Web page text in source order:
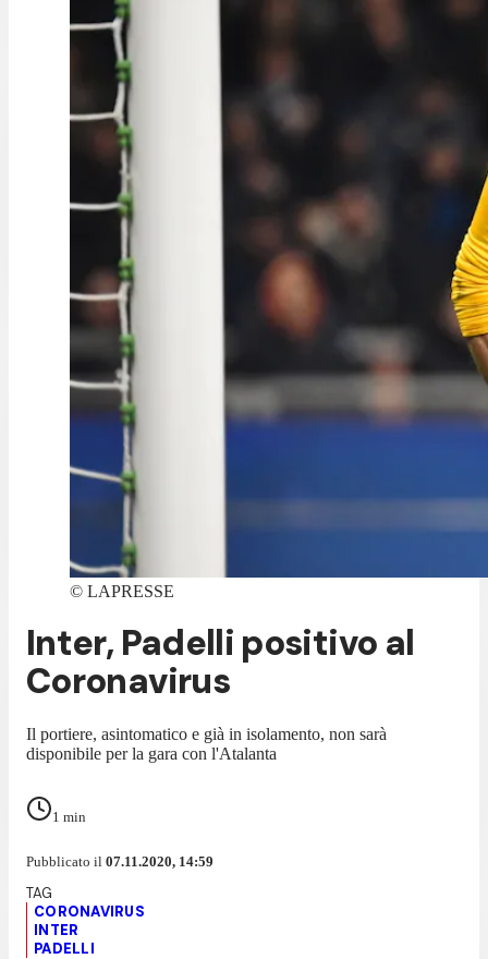
© LAPRESSE
Inter, Padelli positivo al
Coronavirus
Il portiere, asintomatico e già in isolamento, non sarà
disponibile per la gara con l'Atalanta
1 min
Pubblicato il 07.11.2020, 14:59
CORONAVIRUS
INTER
PADELLI